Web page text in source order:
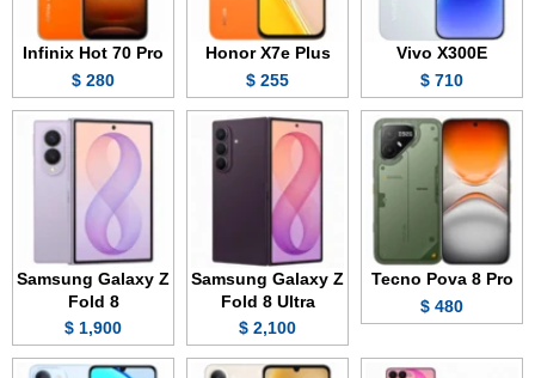
Vivo X300E
710 $
Honor X7e Plus
255 $
Infinix Hot 70 Pro
280 $
Tecno Pova 8 Pro
480 $
Samsung Galaxy Z
Fold 8 Ultra
2,100 $
Samsung Galaxy Z
Fold 8
1,900 $